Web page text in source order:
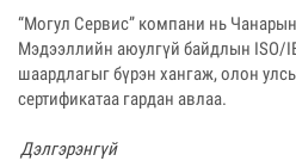
“Могул Сервис” компани нь
Мэдээллийн аюулгүй байдлын ISO/
шаардлагыг бүрэн хангаж, олон
сертификатаа гардан авлаа.
Дэлгэрэнгүй